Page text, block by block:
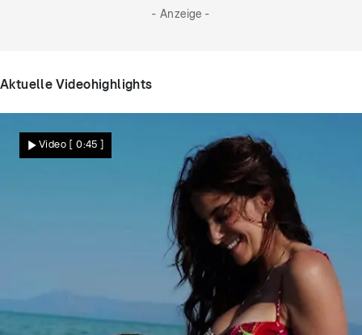
- Anzeige -
Aktuelle Videohighlights
Video [ 0:45 ]